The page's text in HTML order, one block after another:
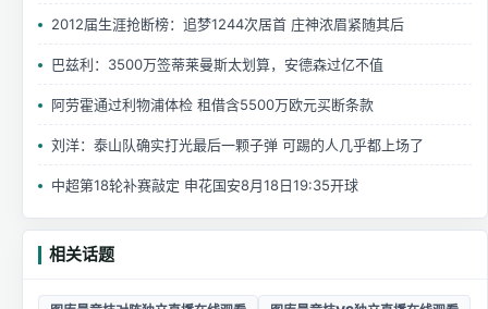
2012届生涯抢断榜：追梦1244次居首 庄神浓眉紧随其后
巴兹利：3500万签蒂莱曼斯太划算，安德森过亿不值
阿劳霍通过利物浦体检 租借含5500万欧元买断条款
刘洋：泰山队确实打光最后一颗子弹 可踢的人几乎都上场了
中超第18轮补赛敲定 申花国安8月18日19:35开球
相关话题